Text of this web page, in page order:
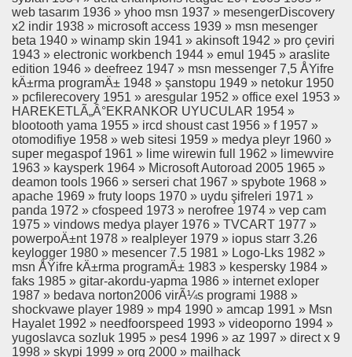
web tasarım 1936 » yhoo msn 1937 » mesengerDiscovery
x2 indir 1938 » microsoft access 1939 » msn mesenger
beta 1940 » winamp skin 1941 » akinsoft 1942 » pro çeviri
1943 » electronic workbench 1944 » emul 1945 » araslite
edition 1946 » deefreez 1947 » msn messenger 7,5 ÅYifre
kÄ±rma programÄ± 1948 » şanstopu 1949 » netokur 1950
» pcfilerecovery 1951 » aresgular 1952 » office exel 1953 »
HAREKETLÃ„Â°EKRANKOR UYUCULAR 1954 »
blootooth yama 1955 » ircd shoust cast 1956 » f 1957 »
otomodifiye 1958 » web sitesi 1959 » medya pleyr 1960 »
super megaspof 1961 » lime wirewin full 1962 » limewvire
1963 » kaysperk 1964 » Microsoft Autoroad 2005 1965 »
deamon tools 1966 » serseri chat 1967 » spybote 1968 »
apache 1969 » fruty loops 1970 » uydu şifreleri 1971 »
panda 1972 » cfospeed 1973 » nerofree 1974 » vep cam
1975 » vindows medya player 1976 » TVCART 1977 »
powerpoÄ±nt 1978 » realpleyer 1979 » iopus starr 3.26
keylogger 1980 » mesencer 7.5 1981 » Logo-Lks 1982 »
msn ÅŸifre kÄ±rma programÄ± 1983 » kespersky 1984 »
faks 1985 » gitar-akordu-yapma 1986 » internet exloper
1987 » bedava norton2006 virÃ¼s programi 1988 »
shockvawe player 1989 » mp4 1990 » amcap 1991 » Msn
Hayalet 1992 » needfoorspeed 1993 » videoporno 1994 »
yugoslavca sozluk 1995 » pes4 1996 » az 1997 » direct x 9
1998 » skypi 1999 » org 2000 » mailhack